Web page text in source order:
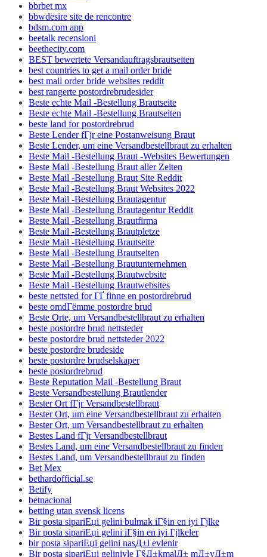
bbrbet mx
bbwdesire site de rencontre
bdsm.com app
beetalk recensioni
beethecity.com
BEST bewertete Versandauftragsbrautseiten
best countries to get a mail order bride
best mail order bride websites reddit
best rangerte postordrebrudesider
Beste echte Mail -Bestellung Brautseite
Beste echte Mail -Bestellung Brautseiten
beste land for postordrebrud
Beste Lender fГјr eine Postanweisung Braut
Beste Lender, um eine Versandbestellbraut zu erhalten
Beste Mail -Bestellung Braut -Websites Bewertungen
Beste Mail -Bestellung Braut aller Zeiten
Beste Mail -Bestellung Braut Site Reddit
Beste Mail -Bestellung Braut Websites 2022
Beste Mail -Bestellung Brautagentur
Beste Mail -Bestellung Brautagentur Reddit
Beste Mail -Bestellung Brautfirma
Beste Mail -Bestellung Brautpletze
Beste Mail -Bestellung Brautseite
Beste Mail -Bestellung Brautseiten
Beste Mail -Bestellung Brautunternehmen
Beste Mail -Bestellung Brautwebsite
Beste Mail -Bestellung Brautwebsites
beste nettsted for ГҐ finne en postordrebrud
beste omdГёmme postordre brud
Beste Orte, um Versandbestellbraut zu erhalten
beste postordre brud nettsteder
beste postordre brud nettsteder 2022
beste postordre brudeside
beste postordre brudselskaper
beste postordrebrud
Beste Reputation Mail -Bestellung Braut
Beste Versandbestellung Brautlender
Bester Ort fГјr Versandbestellbraut
Bester Ort, um eine Versandbestellbraut zu erhalten
Bester Ort, um Versandbestellbraut zu erhalten
Bestes Land fГјr Versandbestellbraut
Bestes Land, um eine Versandbestellbraut zu finden
Bestes Land, um Versandbestellbraut zu finden
Bet Mex
bethardofficial.se
Betify
betnacional
betting utan svensk licens
Bir posta sipariЕџi gelini bulmak iГ§in en iyi Гјlke
Bir posta sipariЕџi gelini iГ§in en iyi Гјlkeler
bir posta sipariЕџi gelini nasД±l evlenir
Bir posta sipariЕџi geliniyle Г§Д±kmalД± mД±yД±m